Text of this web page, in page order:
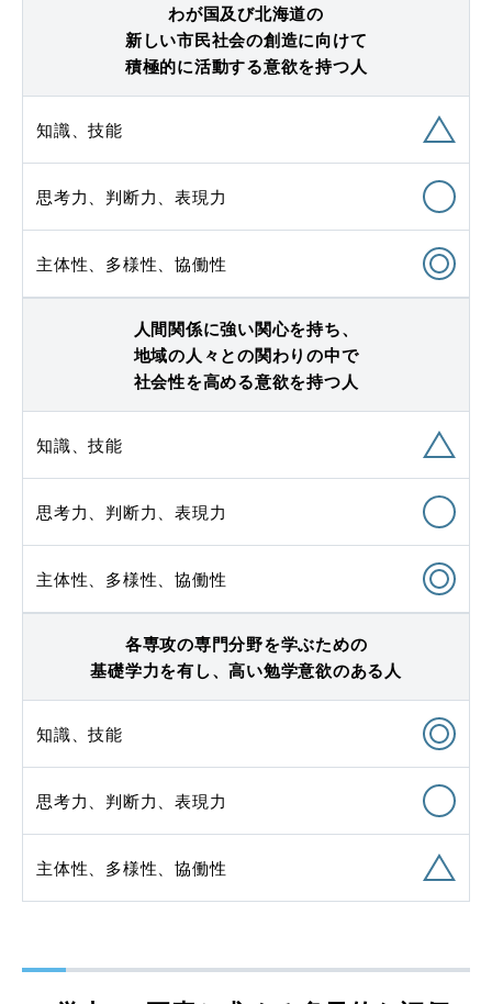
わが国及び北海道の
新しい市民社会の創造に向けて
積極的に活動する意欲を持つ人
知識、技能
思考力、判断力、表現力
主体性、多様性、協働性
人間関係に強い関心を持ち、
地域の人々との関わりの中で
社会性を高める意欲を持つ人
知識、技能
思考力、判断力、表現力
主体性、多様性、協働性
各専攻の専門分野を学ぶための
基礎学力を有し、高い勉学意欲のある人
知識、技能
思考力、判断力、表現力
主体性、多様性、協働性